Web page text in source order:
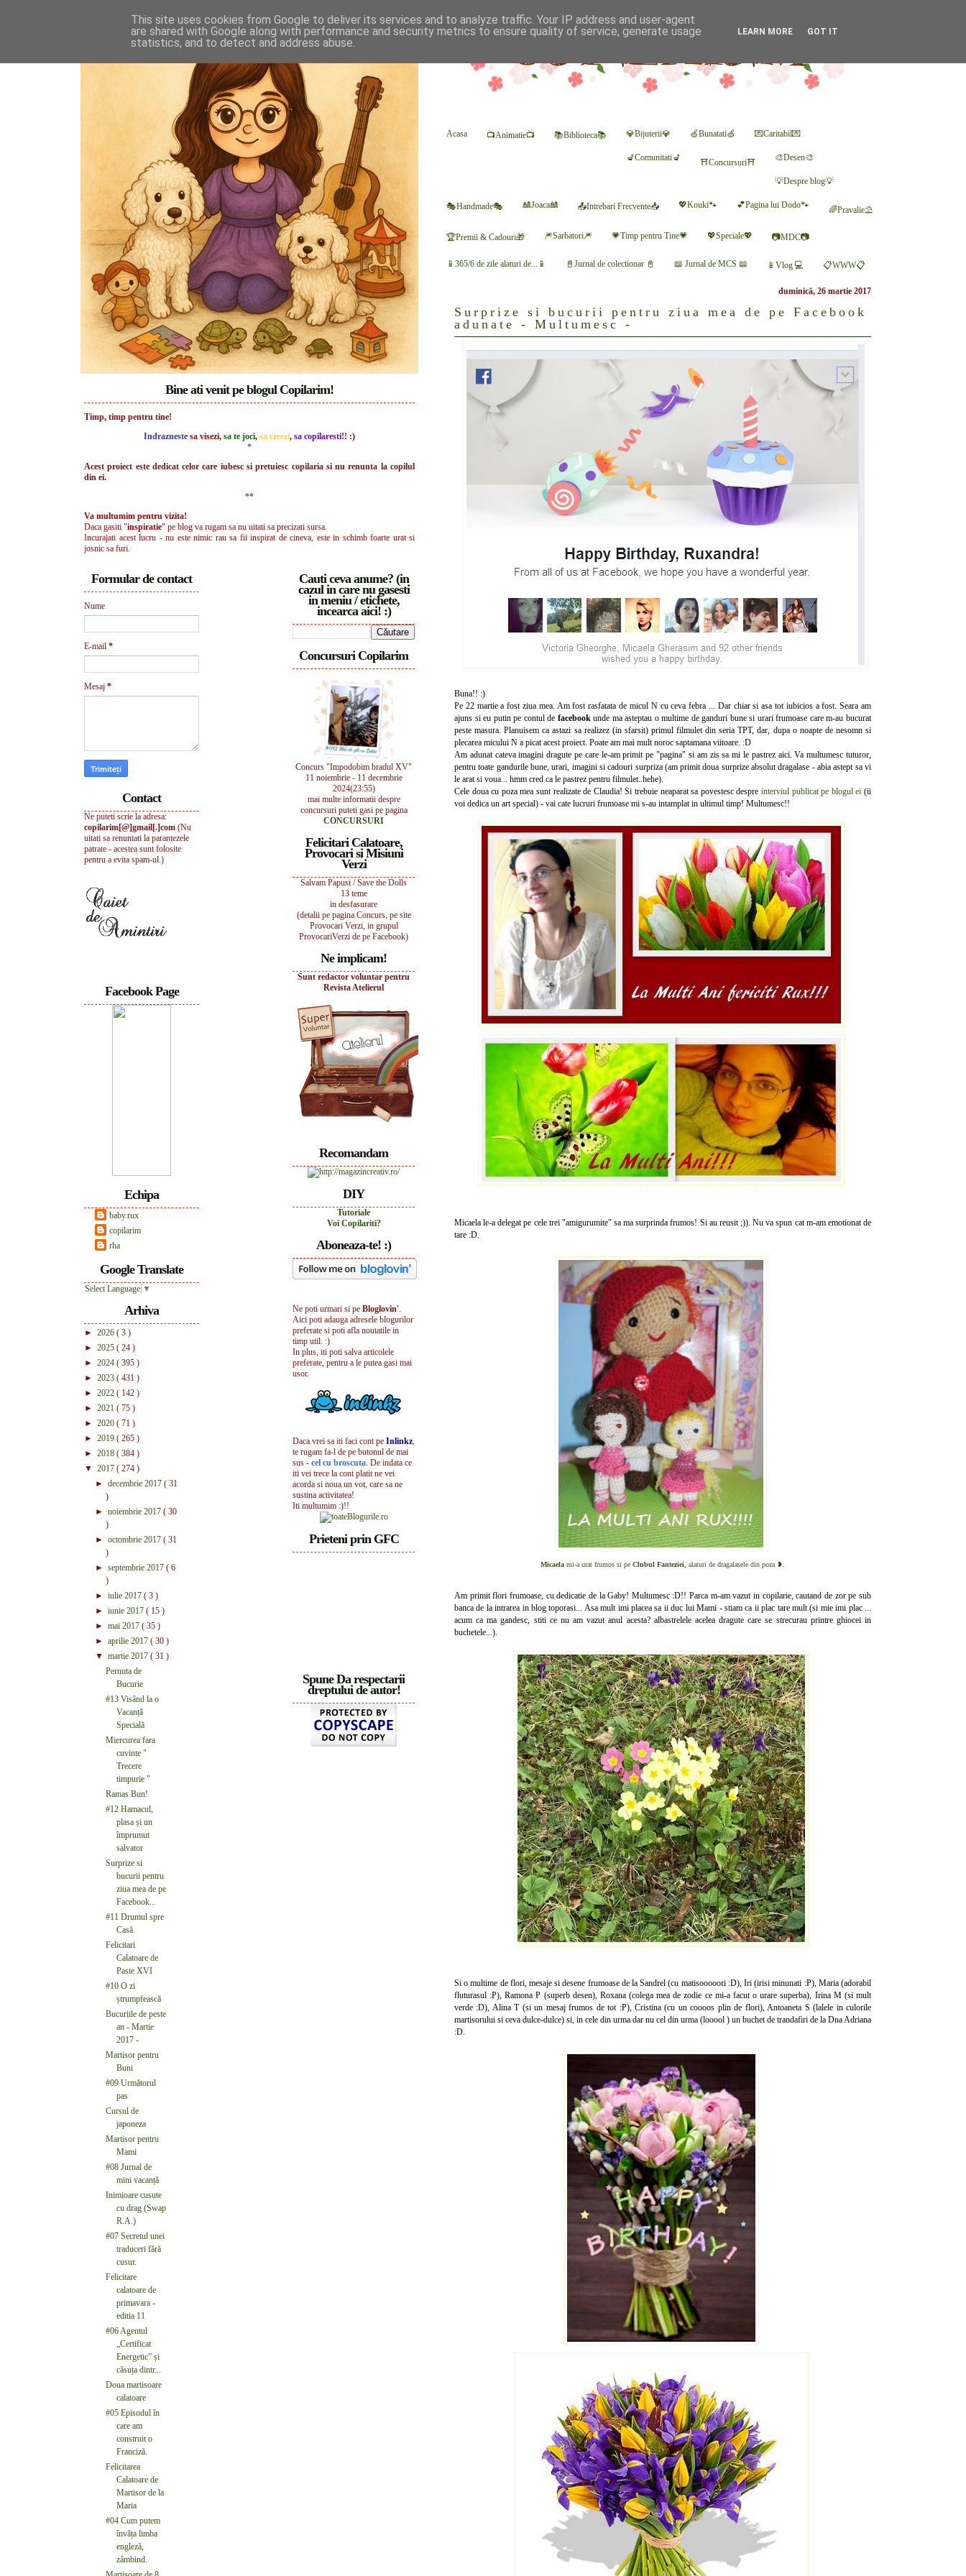
Acasa 📺Animatie📺 📚Biblioteca📚 💎Bijuterii💎 🍏Bunatati🍏 💌Caritabil💌
💺Comunitati💺 ⛩Concursuri⛩ 🎨Desen🎨
💡Despre blog💡
🎭Handmade🎭 🎎Joaca🎎 📤Intrebari Frecvente📥 💖Kouki🐾 💕Pagina lui Dodo🐾 🌈Pravalie⛱
🏆Premii & Cadouri🎁 🎆Sarbatori🎆 💗Timp pentru Tine💗 💖Speciale💖 📷MDC📷
📱365/6 de zile alaturi de...📱 📓Jurnal de colectionar 📓 📖 Jurnal de MCS 📖 📱Vlog 💻 📋WWW📋
duminică, 26 martie 2017
Surprize si bucurii pentru ziua mea de pe Facebook
adunate - Multumesc -
Buna!! :)
Pe 22 martie a fost ziua mea. Am fost rasfatata de micul N cu ceva febra ... Dar chiar si asa tot iubicios a fost. Seara am
ajuns si eu putin pe contul de facebookunde ma asteptau o multime de ganduri bune si urari frumoase care m-au bucurat
peste masura. Planuisem ca astazi sa realizez (in sfarsit) primul filmulet din seria TPT, dar, dupa o noapte de nesomn si
plecarea micului N a picat acest proiect. Poate am mai mult noroc saptamana viitoare. :D
Am adunat cateva imagini dragute pe care le-am primit pe "pagina" si am zis sa mi le pastrez aici. Va multumesc tuturor,
pentru toate gandurile bune, urari, imagini si cadouri surpriza (am primit doua surprize absolut dragalase - abia astept sa vi
le arat si voua... hmm cred ca le pastrez pentru filmulet..hehe).
Cele doua cu poza mea sunt realizate de Claudia! Si trebuie neaparat sa povestesc despre interviul publicat pe blogul ei (ii
voi dedica un art special) - vai cate lucruri frumoase mi s-au intamplat in ultimul timp! Multumesc!!
Micaela le-a delegat pe cele trei "amigurumite" sa ma surprinda frumos! Si au reusit ;)). Nu va spun cat m-am emotionat de
tare :D.
Micaela mi-a urat frumos si pe Clubul Fanteziei , alaturi de dragalasele din poza ❥.
Am primit flori frumoase, cu dedicatie de la Gaby! Multumesc :D!! Parca m-am vazut in copilarie, cautand de zor pe sub
banca de la intrarea in blog toporasi... Asa mult imi placea sa ii duc lui Mami - stiam ca ii plac tare mult (si mie imi plac ...
acum ca ma gandesc, stiti ce nu am vazut anul acesta? albastrelele acelea dragute care se strecurau printre ghiocei in
buchetele...).
Si o multime de flori, mesaje si desene frumoase de la Sandrel (cu matisooooori :D), Iri (irisi minunati :P), Maria (adorabil
fluturasul :P), Ramona P (superb desen), Roxana (colega mea de zodie ce mi-a facut o urare superba), Irina M (si mult
verde :D), Alina T (si un mesaj frumos de tot :P), Cristina (cu un coooos plin de flori), Antoaneta S (lalele in culorile
martisorului si ceva dulce-dulce) si, in cele din urma dar nu cel din urma (looool ) un buchet de trandafiri de la Dna Adriana
:D.
Bine ati venit pe blogul Copilarim!
Timp, timp pentru tine!
Indrazneste sa visezi, sa te joci, sa creezi, sa copilaresti!! :)
*
Acest proiect este dedicat celor care iubesc si pretuiesc copilaria si nu renunta la copilul
din ei.
**
Va multumim pentru vizita!
Daca gasiti "inspiratie" pe blog va rugam sa nu uitati sa precizati sursa.
Incurajati acest lucru - nu este nimic rau sa fii inspirat de cineva, este in schimb foarte urat si
josnic sa furi.
Cauti ceva anume? (in
cazul in care nu gasesti
in meniu / etichete,
incearca aici! :)
Concursuri Copilarim
Concurs "Impodobim bradul XV"
11 noiembrie - 11 decembrie
2024(23:55)
mai multe informatii despre
concursuri puteti gasi pe pagina
CONCURSURI
Felicitari Calatoare,
Provocari si Misiuni
Verzi
Salvam Papusi / Save the Dolls
13 teme
in desfasurare
(detalii pe pagina Concurs, pe site
Provocari Verzi, in grupul
ProvocariVerzi de pe Facebook)
Ne implicam!
Sunt redactor voluntar pentru
Revista Atelierul
Recomandam
DIY
Tutoriale
Voi Copilariti?
Aboneaza-te! :)
Ne poti urmari si pe Bloglovin'.
Aici poti adauga adresele blogurilor
preferate si poti afla noutatile in
timp util. :)
In plus, iti poti salva articolele
preferate, pentru a le putea gasi mai
usor.
Daca vrei sa iti faci cont pe Inlinkz,
te rugam fa-l de pe butonul de mai
sus - cel cu broscuta. De indata ce
iti vei trece la cont platit ne vei
acorda si noua un vot, care sa ne
sustina activitatea!
Iti multumim :)!!
Prieteni prin GFC
Spune Da respectarii
dreptului de autor!
Formular de contact
Nume
E-mail *
Mesaj *
Contact
Ne puteti scrie la adresa:
copilarim[@]gmail[.]com (Nu
uitati sa renuntati la parantezele
patrate - acestea sunt folosite
pentru a evita spam-ul.)
Facebook Page
Echipa
baby.rux
copilarim
rha
Google Translate
Select Language ▼
Arhiva
► 2026 ( 3 )
► 2025 ( 24 )
► 2024 ( 395 )
► 2023 ( 431 )
► 2022 ( 142 )
► 2021 ( 75 )
► 2020 ( 71 )
► 2019 ( 265 )
► 2018 ( 384 )
▼ 2017 ( 274 )
► decembrie 2017 ( 31
)
► noiembrie 2017 ( 30
)
► octombrie 2017 ( 31
)
► septembrie 2017 ( 6
)
► iulie 2017 ( 3 )
► iunie 2017 ( 15 )
► mai 2017 ( 35 )
► aprilie 2017 ( 30 )
▼ martie 2017 ( 31 )
Pernuta de
Bucurie
#13 Visând la o
Vacanță
Specială
Miercurea fara
cuvinte "
Trecere
timpurie "
Ramas Bun!
#12 Hamacul,
plasa și un
împrumut
salvator
Surprize si
bucurii pentru
ziua mea de pe
Facebook...
#11 Drumul spre
Casă
Felicitari
Calatoare de
Paste XVI
#10 O zi
ștrumpfească
Bucuriile de peste
an - Martie
2017 -
Martisor pentru
Buni
#09 Următorul
pas
Cursul de
japoneza
Martisor pentru
Mami
#08 Jurnal de
mini vacanță
Inimioare cusute
cu drag (Swap
R.A.)
#07 Secretul unei
traduceri fără
cusur.
Felicitare
calatoare de
primavara -
editia 11
#06 Agentul
„Certificat
Energetic” și
căsuța dintr...
Doua martisoare
calatoare
#05 Episodul în
care am
construit o
Franciză.
Felicitarea
Calatoare de
Martisor de la
Maria
#04 Cum putem
învăța limba
engleză,
zâmbind.
This site uses cookies from Google to deliver its services and to analyze traffic. Your IP address and user-agent
are shared with Google along with performance and security metrics to ensure quality of service, generate usage
statistics, and to detect and address abuse.
LEARN MORE GOT IT